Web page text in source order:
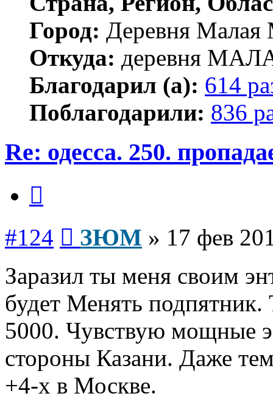
Город: Деревня Малая
Откуда: деревня
Благодарил (а): 614
Поблагодарили: 836
Re: одесса. 250.
#124 ЗЮМ » 17 фев
Заразил ты меня своим
будет Менять подпятник.
5000. Чувствую мощные
стороны Казани. Даже
+4-х в Москве.